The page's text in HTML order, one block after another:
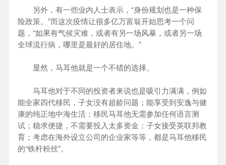
另外，有一些业内人士表示，“身份规划也是一种保
险政策。”而这次疫情让很多亿万富翁开始思考一个问
题，“如果有气候灾难，或者有另一场风暴，或者另一场
全球流行病，哪里是最好的居住地。”
显然，马耳他就是一个不错的选择。
马耳他对于不同的投资者来说也是吸引力满满，例如
能全家四代移民，子女没有超龄问题；能享受到安逸与健
康的纯正地中海生活；移民马耳他无需参加任何语言测
试；稳求便捷，不需要投入太多资金；子女接受英联邦教
育；考虑在海外设立公司的企业家等等，都是马耳他移民
的“铁杆粉丝”。